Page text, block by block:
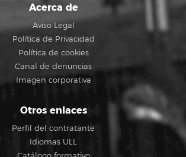
Acerca de
Aviso Legal
Política de Privacidad
Política de cookies
Canal de denuncias
Imagen corporativa
Otros enlaces
Perfil del contratante
Idiomas ULL